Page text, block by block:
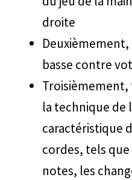
droite
basse contre
la technique de
caractéristique
cordes, tels
notes, les